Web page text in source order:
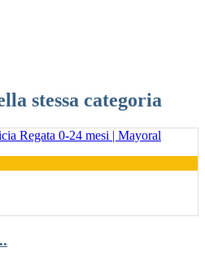
stessa categoria